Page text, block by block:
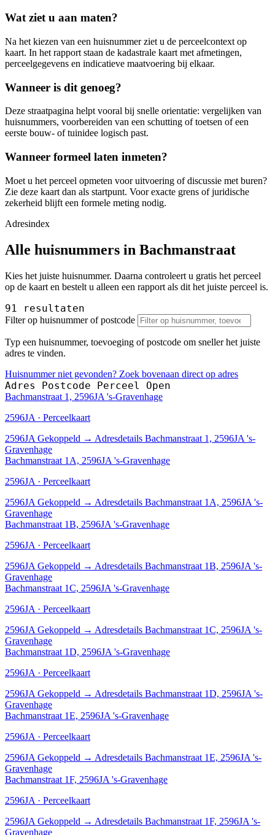
Wat ziet u aan maten?
Na het kiezen van een huisnummer ziet u de perceelcontext op
kaart. In het rapport staan de kadastrale kaart met afmetingen,
perceelgegevens en indicatieve maatvoering bij elkaar.
Wanneer is dit genoeg?
Deze straatpagina helpt vooral bij snelle orientatie: vergelijken van
huisnummers, voorbereiden van een schutting of toetsen of een
eerste bouw- of tuinidee logisch past.
Wanneer formeel laten inmeten?
Moet u het perceel opmeten voor uitvoering of discussie met buren?
Zie deze kaart dan als startpunt. Voor exacte grens of juridische
zekerheid blijft een formele meting nodig.
Adresindex
Alle huisnummers in Bachmanstraat
Kies het juiste huisnummer. Daarna controleert u gratis het perceel
op de kaart en bestelt u alleen een rapport als dit het juiste perceel is.
91 resultaten
Filter op huisnummer of postcode
Typ een huisnummer, toevoeging of postcode om sneller het juiste
adres te vinden.
Huisnummer niet gevonden? Zoek bovenaan direct op adres
Adres Postcode Perceel Open
Bachmanstraat 1, 2596JA 's-Gravenhage
2596JA · Perceelkaart
2596JA Gekoppeld → Adresdetails Bachmanstraat 1, 2596JA 's-
Gravenhage
Bachmanstraat 1A, 2596JA 's-Gravenhage
2596JA · Perceelkaart
2596JA Gekoppeld → Adresdetails Bachmanstraat 1A, 2596JA 's-
Gravenhage
Bachmanstraat 1B, 2596JA 's-Gravenhage
2596JA · Perceelkaart
2596JA Gekoppeld → Adresdetails Bachmanstraat 1B, 2596JA 's-
Gravenhage
Bachmanstraat 1C, 2596JA 's-Gravenhage
2596JA · Perceelkaart
2596JA Gekoppeld → Adresdetails Bachmanstraat 1C, 2596JA 's-
Gravenhage
Bachmanstraat 1D, 2596JA 's-Gravenhage
2596JA · Perceelkaart
2596JA Gekoppeld → Adresdetails Bachmanstraat 1D, 2596JA 's-
Gravenhage
Bachmanstraat 1E, 2596JA 's-Gravenhage
2596JA · Perceelkaart
2596JA Gekoppeld → Adresdetails Bachmanstraat 1E, 2596JA 's-
Gravenhage
Bachmanstraat 1F, 2596JA 's-Gravenhage
2596JA · Perceelkaart
2596JA Gekoppeld → Adresdetails Bachmanstraat 1F, 2596JA 's-
Gravenhage